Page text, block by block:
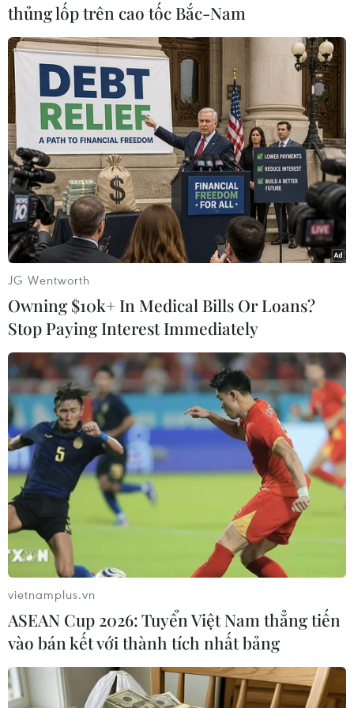
mở rộng khu định cư
người Do Thái tại Đông
Jerusalem
Dự án này được xem là sẽ ảnh hưởng tới sự liên
tục về lãnh thổ của nhà nước Palestine gồm khu
Bờ Tây ở phía Nam và phía Đông Jerusalem.
(TTXVN/Vietnam+)
#Nhà nước Palestine #Khu định cư Do Thái
#Bờ Tây
#Jerusalem
Palestine
Theo dõi VietnamPlus
Xung đột Israel-Palestine
Israel mở rộng hoạt động chống khủng bố tại
thủng lốp trên cao tốc Bắc-Nam
JG Wentworth
Owning $10k+ In Medical Bills Or Loans?
Stop Paying Interest Immediately
vietnamplus.vn
ASEAN Cup 2026: Tuyển Việt Nam thẳng tiến
vào bán kết với thành tích nhất bảng